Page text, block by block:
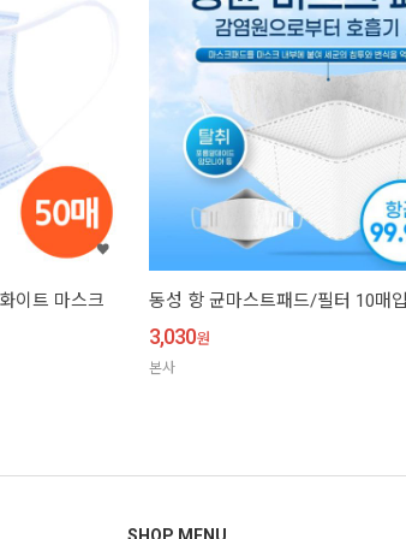
이트 마스크
동성 항 균마스트패드/필터 10매
3,030원
본사